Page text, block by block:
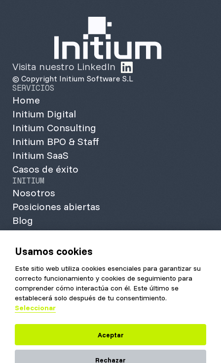
Visita nuestro LinkedIn
© Copyright Initium Software S.L
SERVICIOS
Home
Initium Digital
Initium Consulting
Initium BPO & Staff
Initium SaaS
Casos de éxito
INITIUM
Nosotros
Posiciones abiertas
Blog
Contacto
Info Initium
+34 930 494 961
Aviso
legal
Política de
calidad
Política de
privacidad
Política de
cookies
Usamos cookies
Este sitio web utiliza cookies esenciales para garantizar su
correcto funcionamiento y cookies de seguimiento para
comprender cómo interactúa con él. Este último se
establecerá solo después de tu consentimiento.
Seleccionar
Aceptar
Rechazar